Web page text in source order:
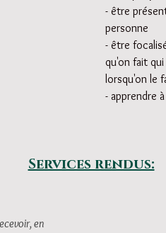
- être
personne
- être
qu'on fait
lorsqu'on le
- apprendre
Services rendus:
en